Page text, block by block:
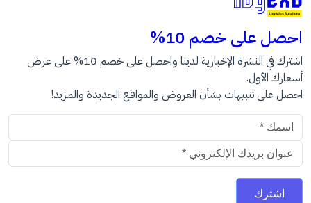
احصل على خصم 10%
اشترك في النشرة الإخبارية لدينا واحصل على خصم 10% على عرض
أسعارك الأول.
احصل على تنبيهات بشأن العروض والمواقع الجديدة والمزيد!
عنوان البريد الالكتروني
اشترك